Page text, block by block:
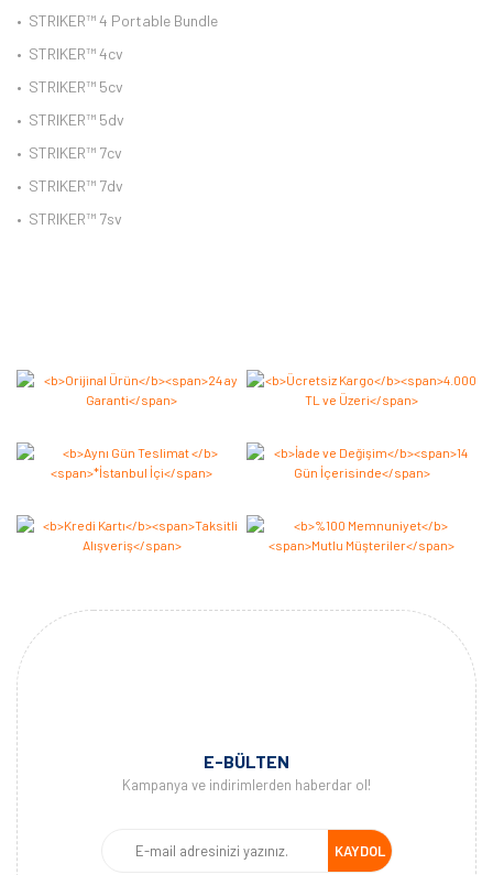
• STRIKER™ 4 Portable Bundle
• STRIKER™ 4cv
• STRIKER™ 5cv
• STRIKER™ 5dv
• STRIKER™ 7cv
• STRIKER™ 7dv
• STRIKER™ 7sv
E-BÜLTEN
Kampanya ve indirimlerden haberdar ol!
KAYDOL